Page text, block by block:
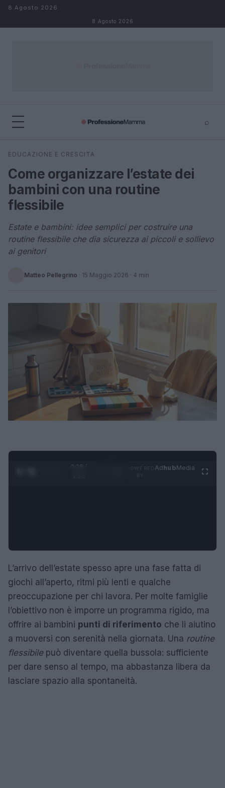
Salta al contenuto
8 Agosto 2026
8 Agosto 2026
⌕
Cerca
EDUCAZIONE E CRESCITA
Come organizzare l’estate dei
bambini con una routine
flessibile
Estate e bambini: idee semplici per costruire una
routine flessibile che dia sicurezza ai piccoli e sollievo
ai genitori
Matteo Pellegrino · 15 Maggio 2026 · 4 min
0:29 /
AdhubMedia
L’arrivo dell’estate spesso apre una fase fatta di
giochi all’aperto, ritmi più lenti e qualche
preoccupazione per chi lavora. Per molte famiglie
l’obiettivo non è imporre un programma rigido, ma
offrire ai bambini punti di riferimento che li aiutino
a muoversi con serenità nella giornata. Una routine
flessibilepuò diventare quella bussola: sufficiente
per dare senso al tempo, ma abbastanza libera da
lasciare spazio alla spontaneità.